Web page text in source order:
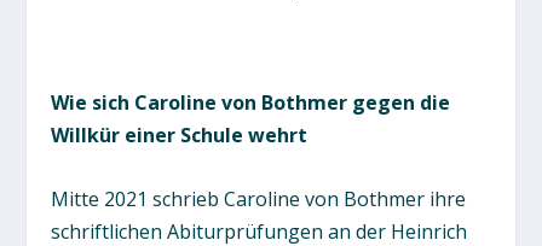
Wie sich Caroline von Bothmer gegen die
Willkür einer Schule wehrt
Mitte 2021 schrieb Caroline von Bothmer ihre
schriftlichen Abiturprüfungen an der Heinrich